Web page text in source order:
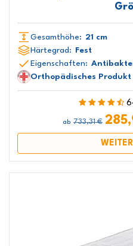
Gesamthöhe: 21 cm
Härtegrad: Fest
Eigenschaften:
Orthopädisches Produkt
ab 733,31 €